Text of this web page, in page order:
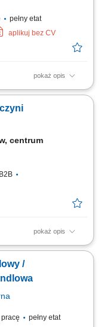
pełny etat
aplikuj bez CV
pokaż opis
biznesowymi poprzez
ich
kont i pozyskiwania
centrum
pokaż opis
z klientami biznesowymi
i przedsiębiorców.
negocjacji
/
pełny etat